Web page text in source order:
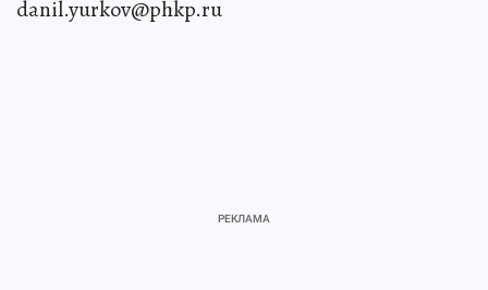
danil.yurkov@phkp.ru